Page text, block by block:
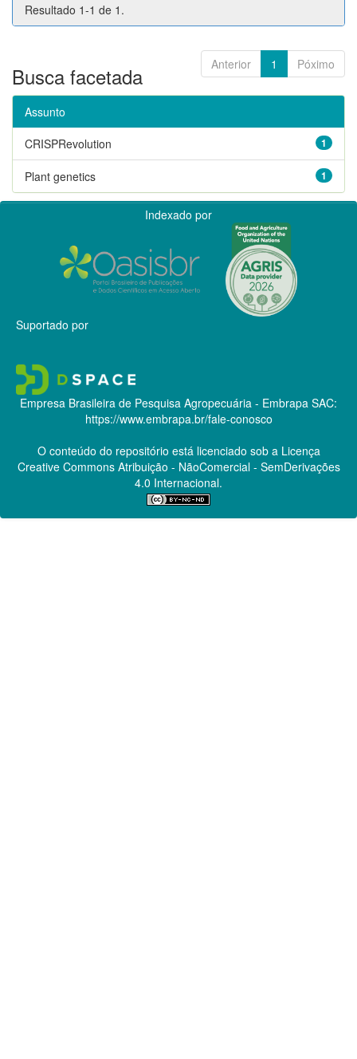
Resultado 1-1 de 1.
Anterior 1 Póximo
Busca facetada
Assunto
1
CRISPRevolution
1
Plant genetics
Indexado por
Suportado por
Empresa Brasileira de Pesquisa Agropecuária - Embrapa SAC:
https://www.embrapa.br/fale-conosco
O conteúdo do repositório está licenciado sob a Licença
Creative CommonsAtribuição - NãoComercial - SemDerivações
4.0 Internacional.